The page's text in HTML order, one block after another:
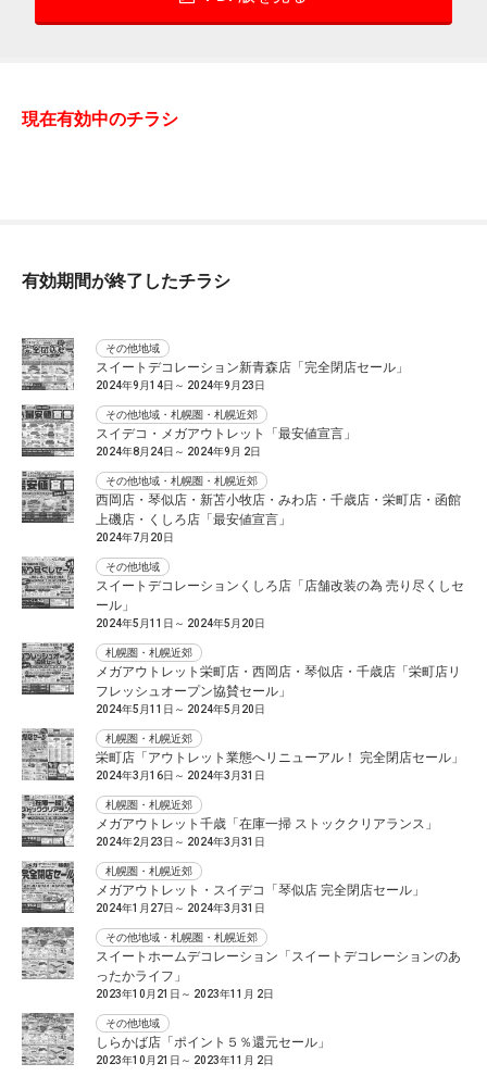
現在有効中のチラシ
有効期間が終了したチラシ
その他地域
スイートデコレーション新青森店「完全閉店セール」
2024年9月14日～ 2024年9月23日
その他地域・札幌圏・札幌近郊
スイデコ・メガアウトレット「最安値宣言」
2024年8月24日～ 2024年9月 2日
その他地域・札幌圏・札幌近郊
西岡店・琴似店・新苫小牧店・みわ店・千歳店・栄町店・函館
上磯店・くしろ店「最安値宣言」
2024年7月20日
その他地域
スイートデコレーションくしろ店「店舗改装の為 売り尽くしセ
ール」
2024年5月11日～ 2024年5月20日
札幌圏・札幌近郊
メガアウトレット栄町店・西岡店・琴似店・千歳店「栄町店リ
フレッシュオープン協賛セール」
2024年5月11日～ 2024年5月20日
札幌圏・札幌近郊
栄町店「アウトレット業態へリニューアル！ 完全閉店セール」
2024年3月16日～ 2024年3月31日
札幌圏・札幌近郊
メガアウトレット千歳「在庫一掃 ストッククリアランス」
2024年2月23日～ 2024年3月31日
札幌圏・札幌近郊
メガアウトレット・スイデコ「琴似店 完全閉店セール」
2024年1月27日～ 2024年3月31日
その他地域・札幌圏・札幌近郊
スイートホームデコレーション「スイートデコレーションのあ
ったかライフ」
2023年10月21日～ 2023年11月 2日
その他地域
しらかば店「ポイント５％還元セール」
2023年10月21日～ 2023年11月 2日